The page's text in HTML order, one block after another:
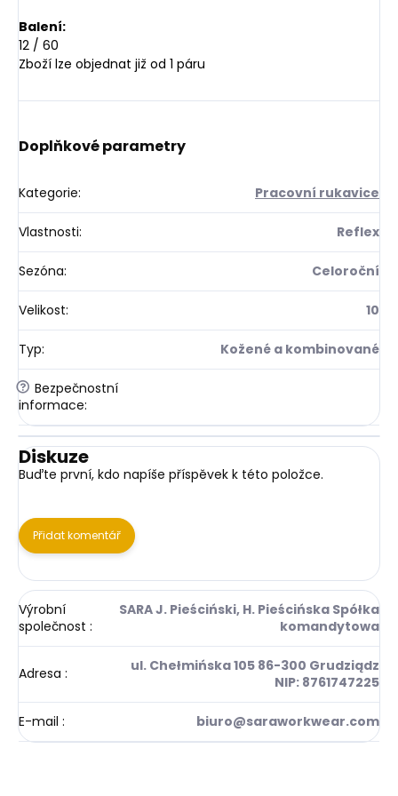
Balení:
12 / 60
Zboží lze objednat již od 1 páru
Doplňkové parametry
Kategorie: Pracovní rukavice
Vlastnosti: Reflex
Sezóna: Celoroční
Velikost: 10
Typ: Kožené a kombinované
? Bezpečnostní
informace:
Diskuze
Buďte první, kdo napíše příspěvek k této položce.
Přidat komentář
Výrobní
společnost :
SARA J. Pieściński, H. Pieścińska Spółka
komandytowa
Adresa :
ul. Chełmińska 105 86-300 Grudziądz
NIP: 8761747225
E-mail : biuro@saraworkwear.com